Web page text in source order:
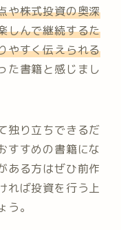
や株式投資の奥深
しんで継続するた
やすく伝えられる
た書籍と感じまし
独り立ちできるだ
すすめの書籍にな
ある方はぜひ前作
れば投資を行う上
。